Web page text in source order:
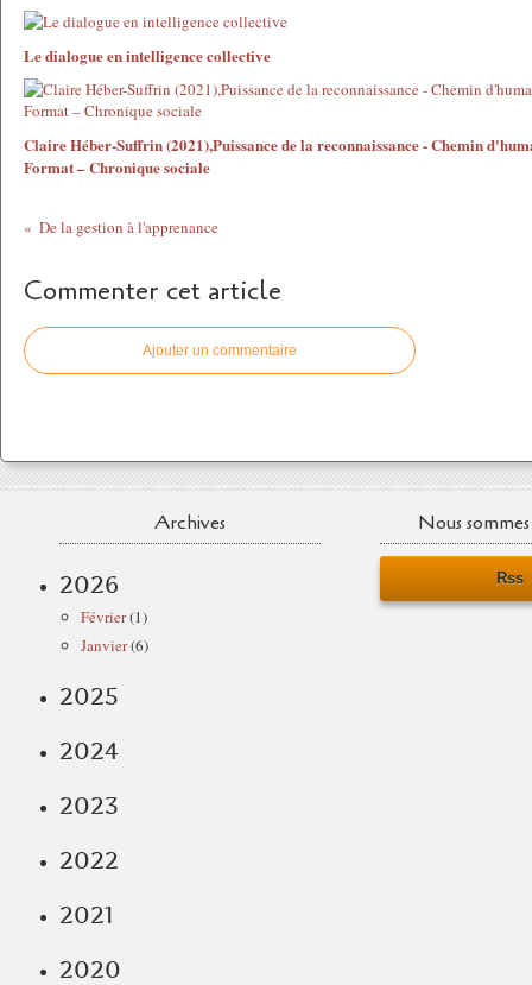
Le dialogue en intelligence collective
Claire Héber-Suffrin (2021),Puissance de la reconnaissance - Chemin
Format – Chronique sociale
De la gestion à l'apprenance
Commenter cet article
Ajouter un commentaire
Archives
2026
Février(1)
Janvier(6)
2025
2024
2023
2022
2021
2020
Nous
Rss